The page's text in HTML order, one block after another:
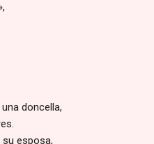
doncella,
esposa,